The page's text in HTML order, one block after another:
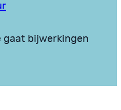
gaat bijwerkingen